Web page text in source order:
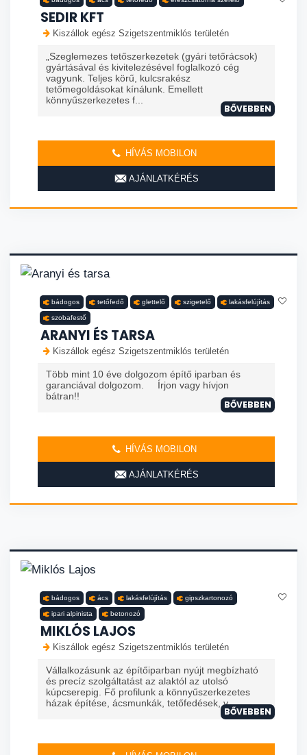
SEDIR KFT
Kiszállok egész Szigetszentmiklós területén
„Szeglemezes tetőszerkezetek (gyári tetőrácsok)
gyártásával és kivitelezésével foglalkozó cég
vagyunk. Teljes körű, kulcsrakész
tetőmegoldásokat kínálunk. Emellett
könnyűszerkezetes f...
BŐVEBBEN
HÍVÁS MOBILON
AJÁNLATKÉRÉS
bádogos tetőfedő glettelő szigetelő lakásfelújítás
szobafestő
ARANYI ÉS TARSA
Kiszállok egész Szigetszentmiklós területén
Több mint 10 éve dolgozom építő iparban és
garanciával dolgozom. Írjon vagy hívjon
bátran!!
BŐVEBBEN
HÍVÁS MOBILON
AJÁNLATKÉRÉS
bádogos ács lakásfelújítás gipszkartonozó
ipari alpinista betonozó
MIKLÓS LAJOS
Kiszállok egész Szigetszentmiklós területén
Vállalkozásunk az építőiparban nyújt megbízható
és precíz szolgáltatást az alaktól az utolsó
kúpcserepig. Fő profilunk a könnyűszerkezetes
házak építése, ácsmunkák, tetőfedések, v...
BŐVEBBEN